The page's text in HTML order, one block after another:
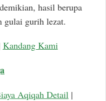
hasil berupa
gulai gurih lezat.
Kandang Kami
Aqiqah Detail |